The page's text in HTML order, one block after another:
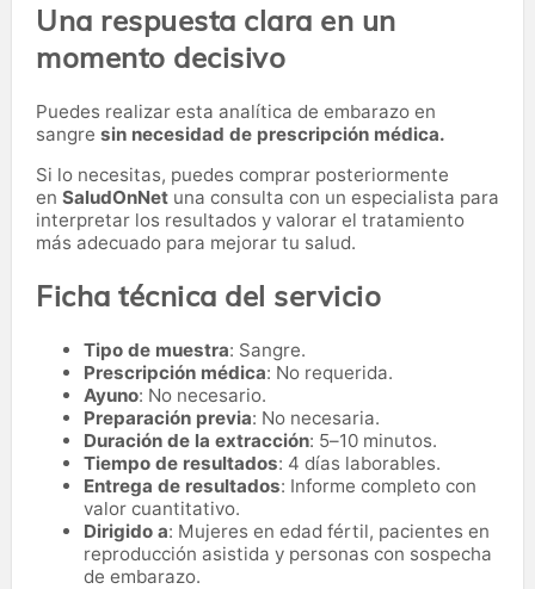
Una respuesta clara en un
momento decisivo
Puedes realizar esta analítica de embarazo en
sangre sin necesidad de prescripción médica.
Si lo necesitas, puedes comprar posteriormente
en SaludOnNet una consulta con un especialista para
interpretar los resultados y valorar el tratamiento
más adecuado para mejorar tu salud.
Ficha técnica del servicio
Tipo de muestra: Sangre.
Prescripción médica: No requerida.
Ayuno: No necesario.
Preparación previa: No necesaria.
Duración de la extracción: 5–10 minutos.
Tiempo de resultados: 4 días laborables.
Entrega de resultados: Informe completo con
valor cuantitativo.
Dirigido a: Mujeres en edad fértil, pacientes en
reproducción asistida y personas con sospecha
de embarazo.